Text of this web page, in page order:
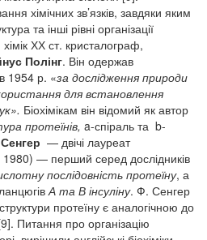
хімічних зв’язків, завдяки яким
та інші рівні організації
ХХ ст. кристалограф,
Полінг. Він одержав
1954 р. «за дослідження природи
для встановлення
Біохімікам він відомий як автор
протеїнів, a-спіраль та b-
— двічі лауреат
1980) — перший серед дослідників
послідовність протеїну, а
А та В інсуліну. Ф. Сенгер
протеїну є аналогічною до
Питання про організацію